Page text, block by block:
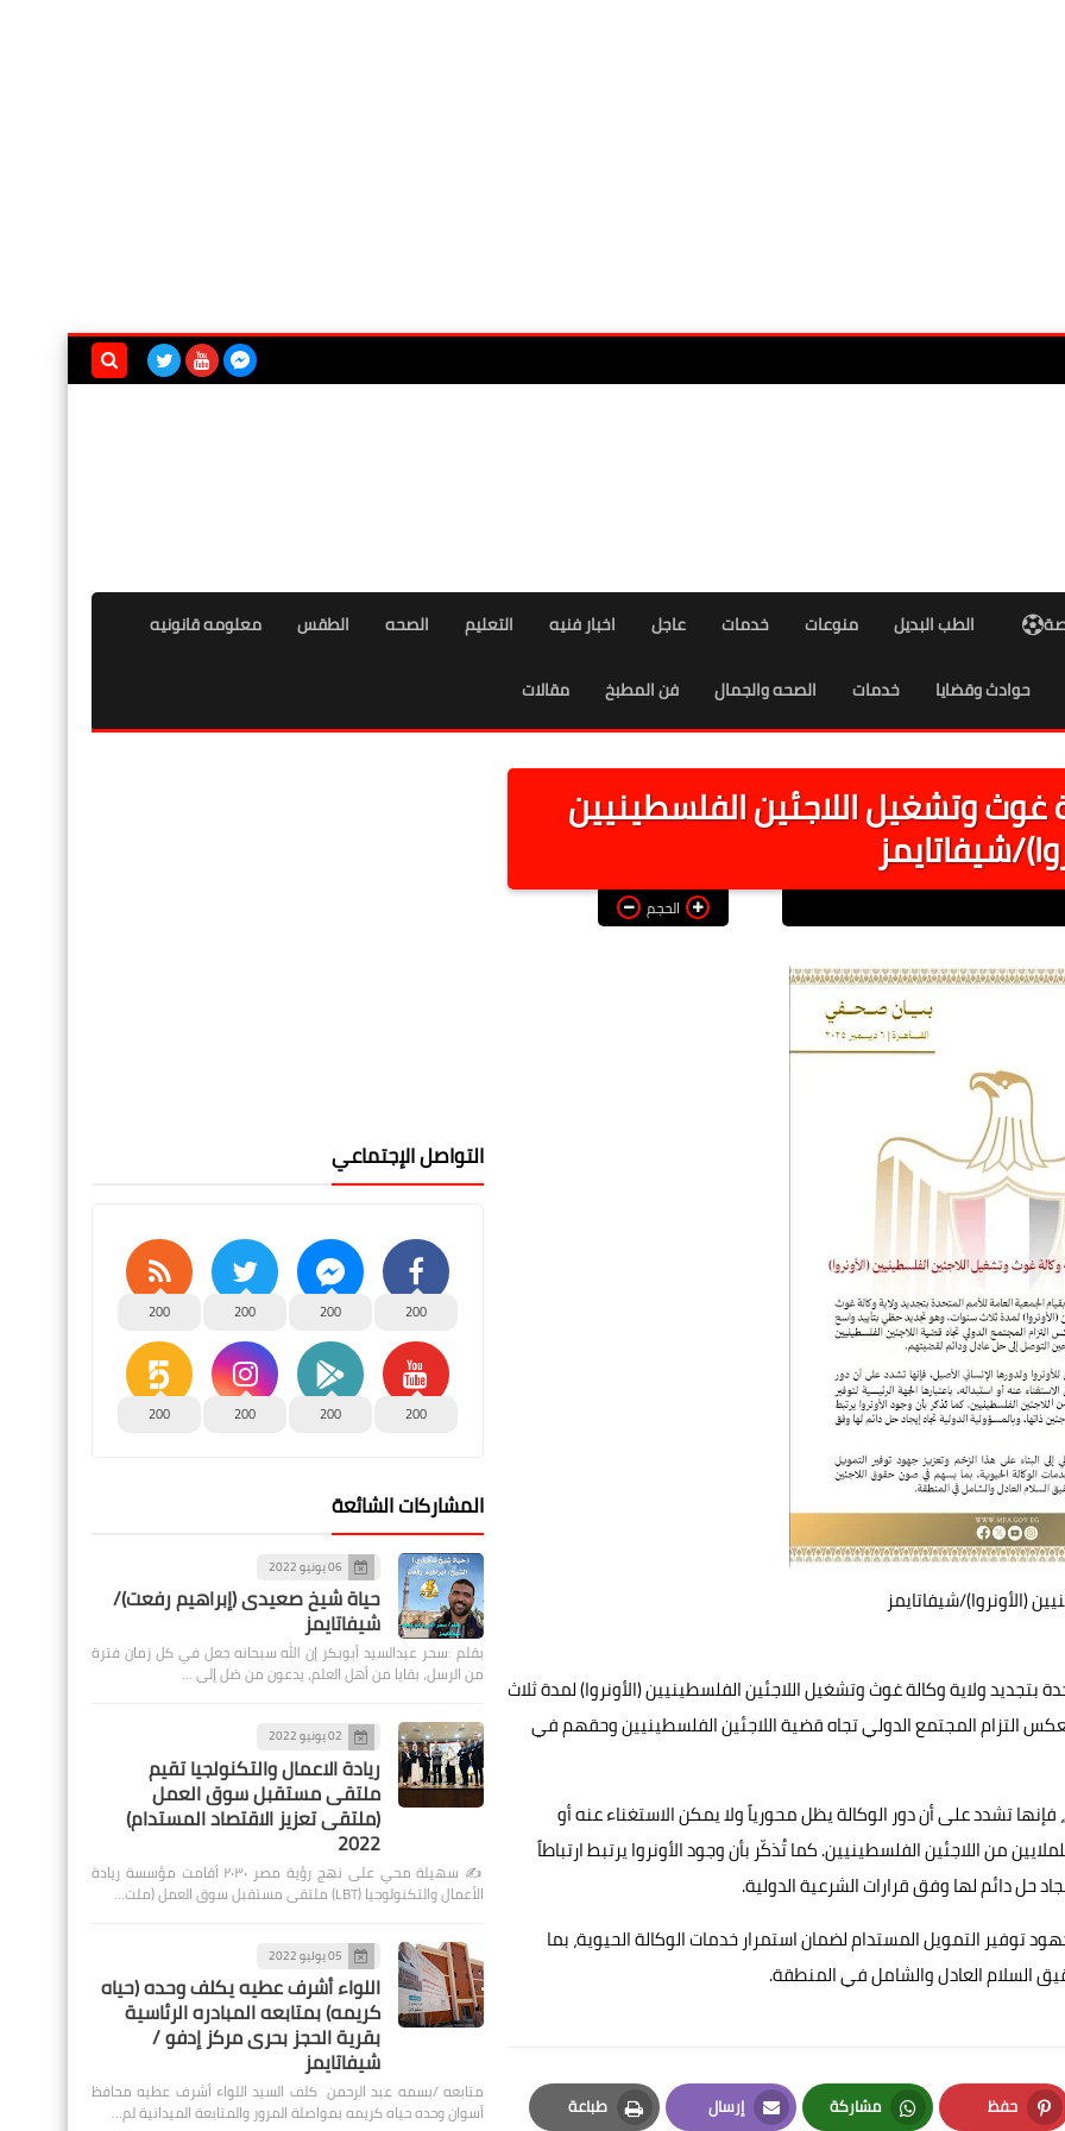
الطب البديل منوعات خدمات عاجل اخبار فنيه التعليم الصحه الطقس معلومه قانونيه
حوادث وقضايا خدمات الصحه والجمال فن المطبخ مقالات
غوث وتشغيل اللاجئين الفلسطينيين
شيفاتايمز
الحجم
(الأونروا)/شيفاتايمز
ولاية وكالة غوث وتشغيل اللاجئين الفلسطينيين (الأونروا) لمدة ثلاث
واسع من ١٥١ دولة عضواً، بما يعكس التزام المجتمع الدولي تجاه قضية اللاجئين الفلسطينيين وحقهم في
تشدد على أن دور الوكالة يظل محورياً ولا يمكن الاستغناء عنه أو
من اللاجئين الفلسطينيين. كما تُذكّر بأن وجود الأونروا يرتبط ارتباطاً
حل دائم لها وفق قرارات الشرعية الدولية.
توفير التمويل المستدام لضمان استمرار خدمات الوكالة الحيوية، بما
السلام العادل والشامل في المنطقة.
حفظ مشاركة إرسال طباعة
التواصل الإجتماعي
200
200
200
200
200
200
200
200
المشاركات الشائعة
06 يونيو 2022
حياة شيخ صعيدى (إبراهيم رفعت)/
شيفاتايمز
بقلم :سحر عبدالسيد أبوبكر إن الله سبحانه جعل في كل زمان فترة
من الرسل، بقايا من أهل العلم، يدعون من ضل إلى …
02 يونيو 2022
ريادة الاعمال والتكنولجيا تقيم
ملتقى مستقبل سوق العمل
(ملتقى تعزيز الاقتصاد المستدام)
2022
✍️ سهيلة محي على نهج رؤية مصر ٢٠٣٠ أقامت مؤسسة ريادة
الأعمال والتكنولوجيا (LBT) ملتقى مستقبل سوق العمل (ملت…
05 يوليو 2022
اللواء أشرف عطيه يكلف وحده (حياه
كريمه) بمتابعه المبادره الرئاسية
بقرية الحجز بحرى مركز إدفو /
شيفاتايمز
متابعه /بسمه عبد الرحمن كلف السيد اللواء أشرف عطيه محافظ
أسوان وحده حياه كريمه بمواصلة المرور والمتابعة الميدانية لم…